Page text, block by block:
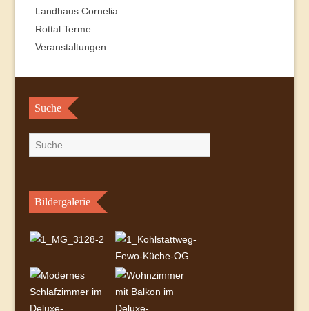
Landhaus Cornelia
Rottal Terme
Veranstaltungen
Suche
Bildergalerie